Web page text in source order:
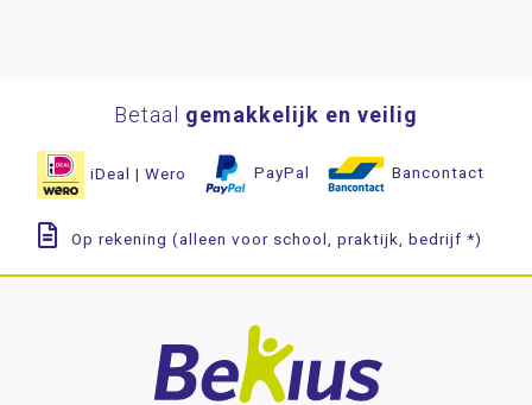
Betaal gemakkelijk en veilig
iDeal | Wero PayPal Bancontact
Op rekening (alleen voor school, praktijk, bedrijf *)